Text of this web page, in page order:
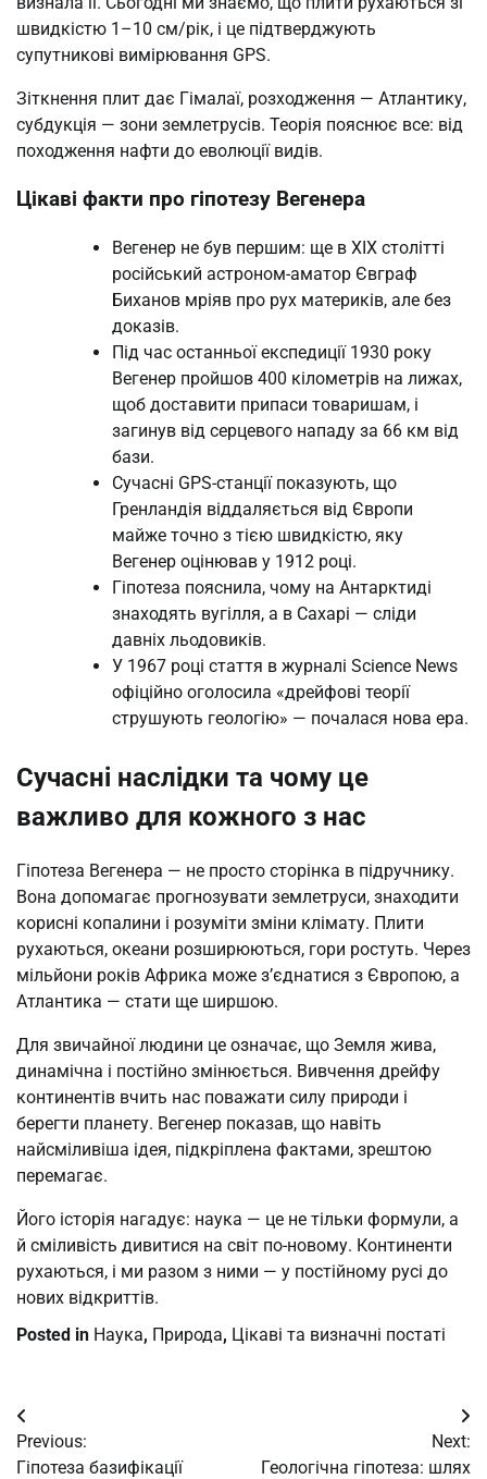
швидкістю 1–10 см/рік, і це підтверджують
супутникові вимірювання GPS.
Зіткнення плит дає Гімалаї, розходження — Атлантику,
субдукція — зони землетрусів. Теорія пояснює все: від
походження нафти до еволюції видів.
Цікаві факти про гіпотезу Вегенера
Вегенер не був першим: ще в XIX столітті
російський астроном-аматор Євграф
Биханов мріяв про рух материків, але без
доказів.
Під час останньої експедиції 1930 року
Вегенер пройшов 400 кілометрів на лижах,
щоб доставити припаси товаришам, і
загинув від серцевого нападу за 66 км від
бази.
Сучасні GPS-станції показують, що
Гренландія віддаляється від Європи
майже точно з тією швидкістю, яку
Вегенер оцінював у 1912 році.
Гіпотеза пояснила, чому на Антарктиді
знаходять вугілля, а в Сахарі — сліди
давніх льодовиків.
У 1967 році стаття в журналі Science News
офіційно оголосила «дрейфові теорії
струшують геологію» — почалася нова ера.
Сучасні наслідки та чому це
важливо для кожного з нас
Гіпотеза Вегенера — не просто сторінка в підручнику.
Вона допомагає прогнозувати землетруси, знаходити
корисні копалини і розуміти зміни клімату. Плити
рухаються, океани розширюються, гори ростуть. Через
мільйони років Африка може з’єднатися з Європою, а
Атлантика — стати ще ширшою.
Для звичайної людини це означає, що Земля жива,
динамічна і постійно змінюється. Вивчення дрейфу
континентів вчить нас поважати силу природи і
берегти планету. Вегенер показав, що навіть
найсміливіша ідея, підкріплена фактами, зрештою
перемагає.
Його історія нагадує: наука — це не тільки формули, а
й сміливість дивитися на світ по-новому. Континенти
рухаються, і ми разом з ними — у постійному русі до
нових відкриттів.
Posted in Наука, Природа, Цікаві та визначні постаті
Post
navigation
Previous:
Гіпотеза базифікації
Next:
Геологічна гіпотеза: шлях